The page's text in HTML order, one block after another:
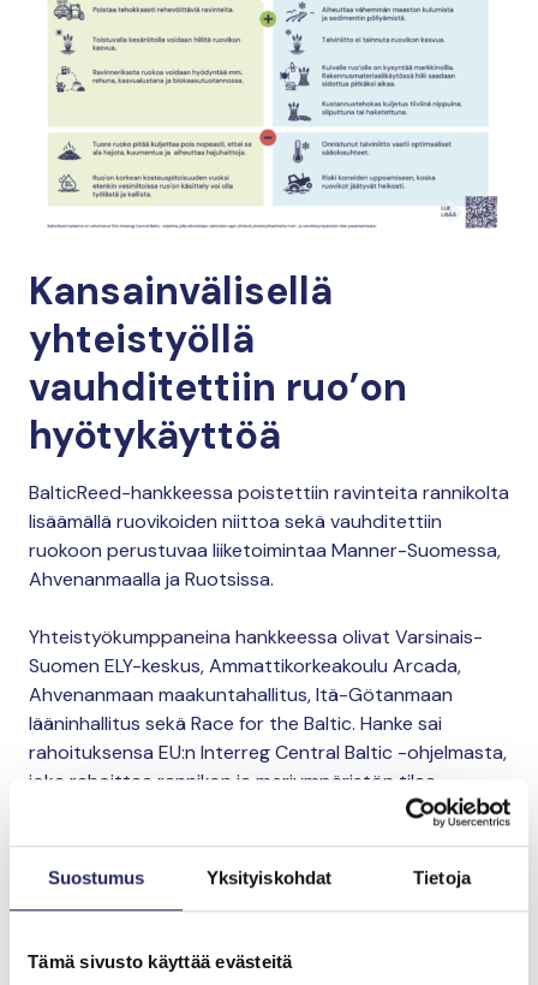
Suostumus Yksityiskohdat Tietoja
Tämä sivusto käyttää evästeitä
Kansainvälisellä
yhteistyöllä
vauhditettiin ruo’on
hyötykäyttöä
BalticReed-hankkeessa poistettiin ravinteita rannikolta
lisäämällä ruovikoiden niittoa sekä vauhditettiin
ruokoon perustuvaa liiketoimintaa Manner-Suomessa,
Ahvenanmaalla ja Ruotsissa.
Yhteistyökumppaneina hankkeessa olivat Varsinais-
Suomen ELY-keskus, Ammattikorkeakoulu Arcada,
Ahvenanmaan maakuntahallitus, Itä-Götanmaan
lääninhallitus sekä Race for the Baltic. Hanke sai
rahoituksensa EU:n Interreg Central Baltic -ohjelmasta,
joka rahoittaa rannikon ja meriympäristön tilaa
parantavia, rajat ylittäviä yhteistyöhankkeita.
Hankkeessa niitettiin 27 kohteella yhteensä 270
hehtaaria ruokoa. Niittokohteilta saatu ruokomateriaali
kuivikkeisiin, rehuun, pelletteihin sekä muuhun